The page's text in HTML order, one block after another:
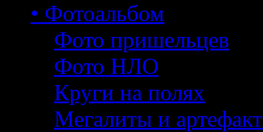
• Фотоальбом
Фото пришельцев
Фото НЛО
Круги на полях
Мегалиты и